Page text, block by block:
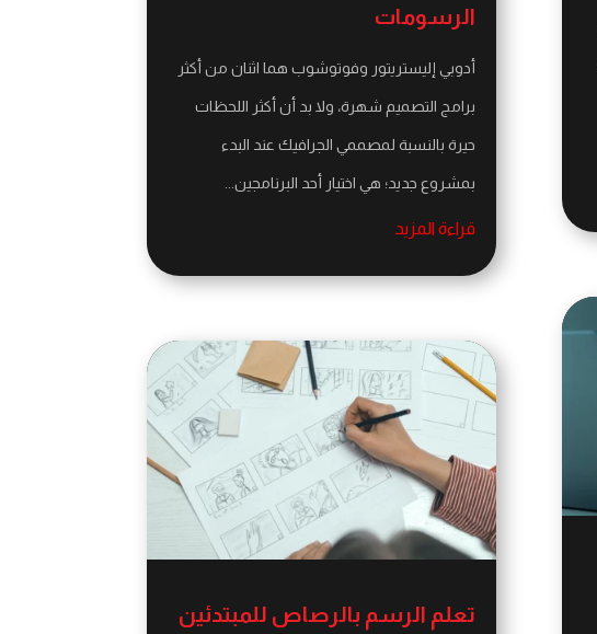
الرسومات
أدوبي إليستريتور وفوتوشوب هما اثنان من أكثر
برامج التصميم شهرة، ولا بد أن أكثر اللحظات
حيرة بالنسبة لمصممي الجرافيك عند البدء
بمشروع جديد؛ هي اختيار أحد البرنامجين...
قراءة المزيد
تعلم الرسم بالرصاص للمبتدئين